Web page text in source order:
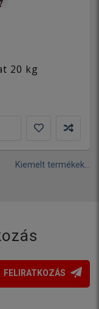
20 kg
Kiemelt termékek...
FELIRATKOZÁS